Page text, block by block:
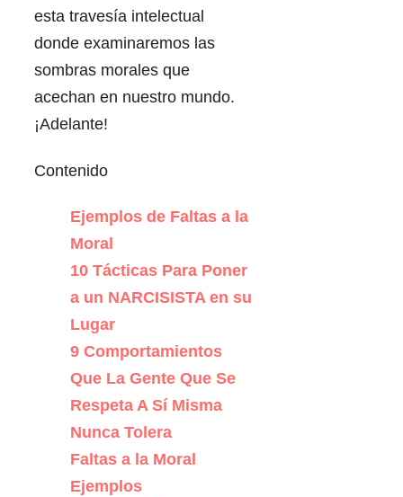
esta travesía intelectual
donde examinaremos las
sombras morales que
acechan en nuestro mundo.
¡Adelante!
Contenido
Ejemplos de Faltas a la
Moral
10 Tácticas Para Poner
a un NARCISISTA en su
Lugar
9 Comportamientos
Que La Gente Que Se
Respeta A Sí Misma
Nunca Tolera
Faltas a la Moral
Ejemplos